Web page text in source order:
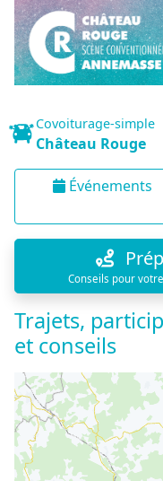
Covoiturage-simple
Château Rouge
Événements
Conseils pour
Trajets,
et conseils